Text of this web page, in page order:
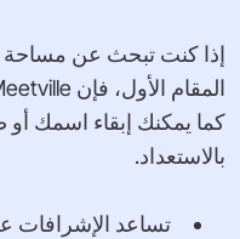
إذا كنت تبحث عن
كما يمكنك إبقاء اسمك
بالاستعداد.
تساعد الإشرافات